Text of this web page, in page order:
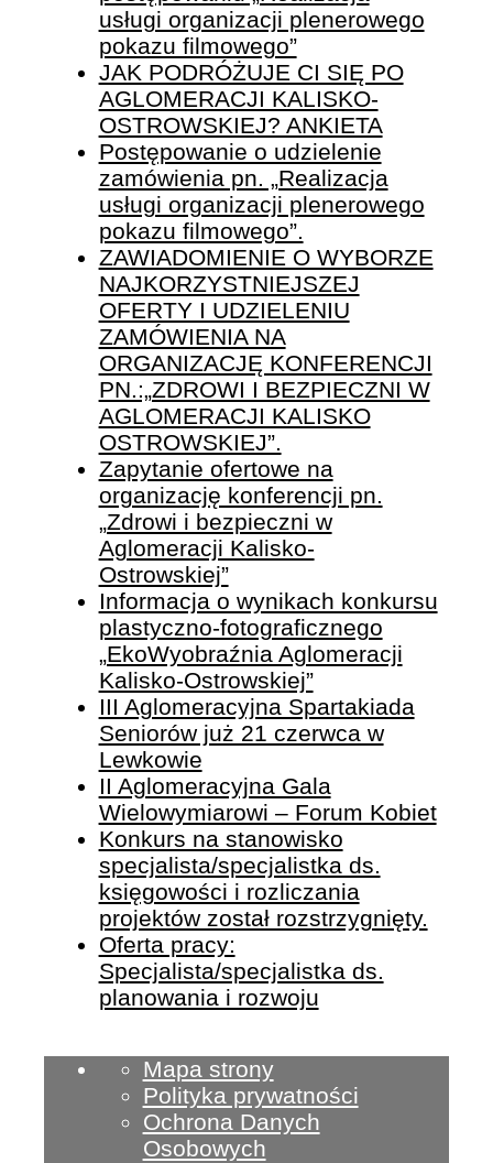
usługi organizacji plenerowego
pokazu filmowego”
JAK PODRÓŻUJE CI SIĘ PO
AGLOMERACJI KALISKO-
OSTROWSKIEJ? ANKIETA
Postępowanie o udzielenie
zamówienia pn. „Realizacja
usługi organizacji plenerowego
pokazu filmowego”.
ZAWIADOMIENIE O WYBORZE
NAJKORZYSTNIEJSZEJ
OFERTY I UDZIELENIU
ZAMÓWIENIA NA
ORGANIZACJĘ KONFERENCJI
PN.:„ZDROWI I BEZPIECZNI W
AGLOMERACJI KALISKO
OSTROWSKIEJ”.
Zapytanie ofertowe na
organizację konferencji pn.
„Zdrowi i bezpieczni w
Aglomeracji Kalisko-
Ostrowskiej”
Informacja o wynikach konkursu
plastyczno-fotograficznego
„EkoWyobraźnia Aglomeracji
Kalisko-Ostrowskiej”
III Aglomeracyjna Spartakiada
Seniorów już 21 czerwca w
Lewkowie
II Aglomeracyjna Gala
Wielowymiarowi – Forum Kobiet
Konkurs na stanowisko
specjalista/specjalistka ds.
księgowości i rozliczania
projektów został rozstrzygnięty.
Oferta pracy:
Specjalista/specjalistka ds.
planowania i rozwoju
Mapa strony
Polityka prywatności
Ochrona Danych
Osobowych